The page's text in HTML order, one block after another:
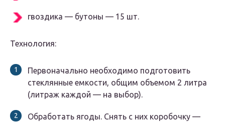
гвоздика — бутоны — 15 шт.
Технология:
Первоначально необходимо подготовить
стеклянные емкости, общим объемом 2 литра
(литраж каждой — на выбор).
Обработать ягоды. Снять с них коробочку —